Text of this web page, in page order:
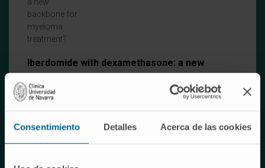
Consentimiento Detalles Acerca de las cookies
Iberdomide with dexamethasone: a new
San Miguel J et al. The Lancet Haematology.
Primer decil. Top 3